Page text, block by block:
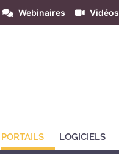
Webinaires Vidéos
PORTAILS LOGICIELS